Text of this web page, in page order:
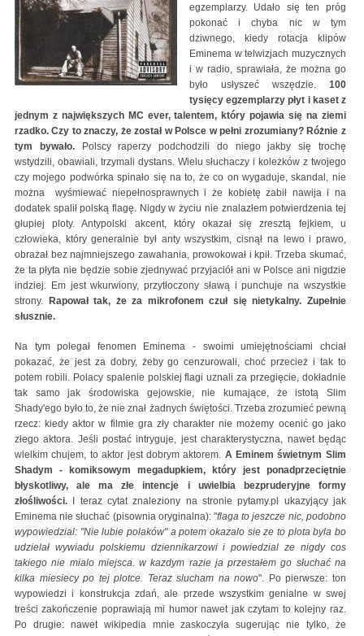
egzemplarzy. Udało się ten próg
pokonać i chyba nic w tym
dziwnego, kiedy rotacja klipów
Eminema w telwizjach muzycznych
i w radio, sprawiała, że można go
było usłyszeć wszędzie. 100
tysięcy egzemplarzy płyt i kaset z
jednym z największych MC ever, talentem, który pojawia się na ziemi
rzadko. Czy to znaczy, że został w Polsce w pełni zrozumiany? Różnie z
tym bywało.Polscy raperzy podchodzili do niego jakby się trochę
wstydzili, obawiali, trzymali dystans. Wielu słuchaczy i koleżków z twojego
czy mojego podwórka spinało się na to, że co on wygaduje, skandal, nie
można wyśmiewać niepełnosprawnych i że kobietę zabił nawija i na
dodatek spalił polską flagę. Nigdy w życiu nie znalazłem potwierdzenia tej
głupiej ploty. Antypolski akcent, który okazał się zresztą fejkiem, u
człowieka, który generalnie był anty wszystkim, cisnął na lewo i prawo,
obrażał bez najmniejszego zawahania, prowokował i kpił. Trzeba skumać,
że ta płyta nie będzie sobie zjednywać przyjaciół ani w Polsce ani nigdzie
indziej. Em jest wkurwiony, przytłoczony sławą i punchuje na wszystkie
strony. Rapował tak, że za mikrofonem czuł się nietykalny. Zupełnie
słusznie.
Na tym polegał fenomen Eminema - swoimi umiejętnościami chciał
pokazać, że jest za dobry, żeby go cenzurowali, choć przecież i tak to
potem robili. Polacy spalenie polskiej flagi uznali za przegięcie, dokładnie
tak samo jak środowiska gejowskie, nie kumające, że istotą Slim
Shady'ego było to, że nie znał żadnych świętości. Trzeba zrozumieć pewną
rzecz: kiedy aktor w filmie gra zły charakter nie możemy ocenić go jako
złego aktora. Jeśli postać intryguje, jest charakterystyczna, nawet będąc
wielkim chujem, to aktor jest dobrym aktorem. A Eminem świetnym Slim
Shadym - komiksowym megadupkiem, który jest ponadprzeciętnie
błyskotliwy, ale ma złe intencje i uwielbia bezpruderyjne formy
złośliwości. I teraz cytat znaleziony na stronie pytamy.pl ukazyjący jak
Eminema nie słuchać (pisownia oryginalna): "flaga to jeszcze nic, podobno
wypowiedzial: "Nie lubie polaków" a potem okazalo sie ze to plota byla bo
udzielał wywiadu polskiemu dziennikarzowi i powiedzial ze nigdy cos
takiego nie mialo miejsca. w kazdym razie ja przestałem go słuchać na
kilka miesiecy po tej plotce. Teraz slucham na nowo". Po pierwsze: ton
wypowiedzi i konstrukcja zdań, ale przede wszystkim genialne w swej
treści zakończenie poprawiają mi humor nawet jak czytam to kolejny raz.
Po drugie: nawet wikipedia mnie zaskoczyła sugerując nie tylko, że